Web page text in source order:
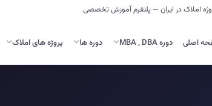
املاک در ایران — پلتفرم آموزش تخصصی
اصلی دوره MBA , DBA دوره ها پروژه های املاک